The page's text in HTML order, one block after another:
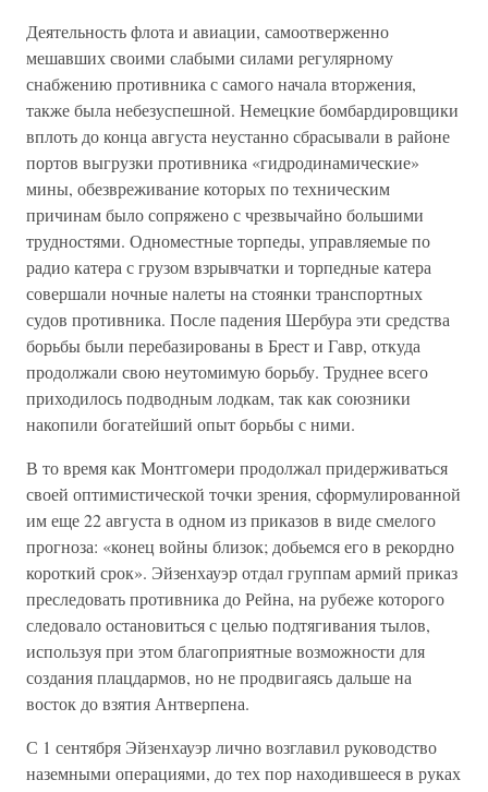
Деятельность флота и авиации, самоотверженно
мешавших своими слабыми силами регулярному
снабжению противника с самого начала вторжения,
также была небезуспешной. Немецкие бомбардировщики
вплоть до конца августа неустанно сбрасывали в районе
портов выгрузки противника «гидродинамические»
мины, обезвреживание которых по техническим
причинам было сопряжено с чрезвычайно большими
трудностями. Одноместные торпеды, управляемые по
радио катера с грузом взрывчатки и торпедные катера
совершали ночные налеты на стоянки транспортных
судов противника. После падения Шербура эти средства
борьбы были перебазированы в Брест и Гавр, откуда
продолжали свою неутомимую борьбу. Труднее всего
приходилось подводным лодкам, так как союзники
накопили богатейший опыт борьбы с ними.
В то время как Монтгомери продолжал придерживаться
своей оптимистической точки зрения, сформулированной
им еще 22 августа в одном из приказов в виде смелого
прогноза: «конец войны близок; добьемся его в рекордно
короткий срок». Эйзенхауэр отдал группам армий приказ
преследовать противника до Рейна, на рубеже которого
следовало остановиться с целью подтягивания тылов,
используя при этом благоприятные возможности для
создания плацдармов, но не продвигаясь дальше на
восток до взятия Антверпена.
С 1 сентября Эйзенхауэр лично возглавил руководство
наземными операциями, до тех пор находившееся в руках